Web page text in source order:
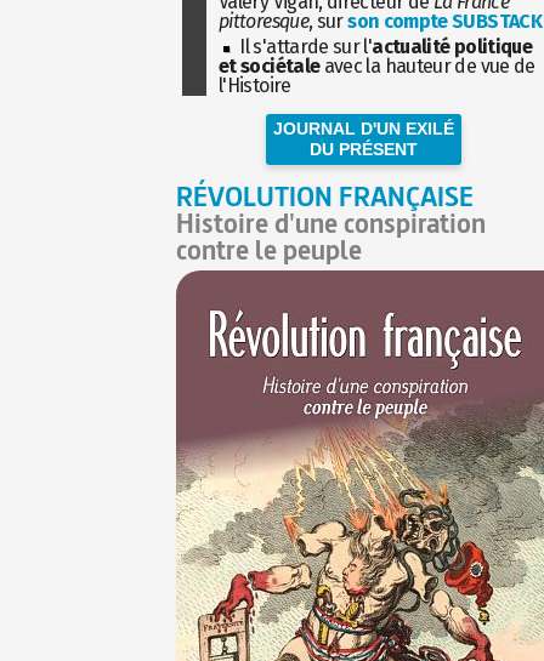
pittoresque, surson compte SUBSTACK
Il s'attarde sur l'actualité politique
et sociétaleavec la hauteur de vue de
l'Histoire
JOURNAL D'UN EXILÉ
DU PRÉSENT
RÉVOLUTION FRANÇAISE
Histoire d'une conspiration
contre le peuple